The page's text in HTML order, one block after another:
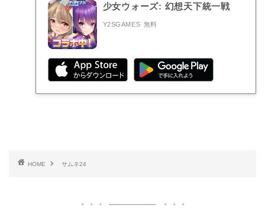
少女ウォーズ: 幻想天下統一戦
Y2SGAMES 無料
HOME サムネ24